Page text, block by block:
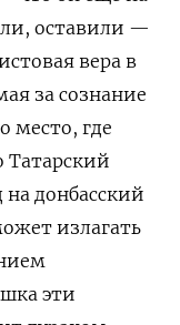
оставили —
вера в
за сознание
место, где
Татарский
на донбасский
излагать
эти